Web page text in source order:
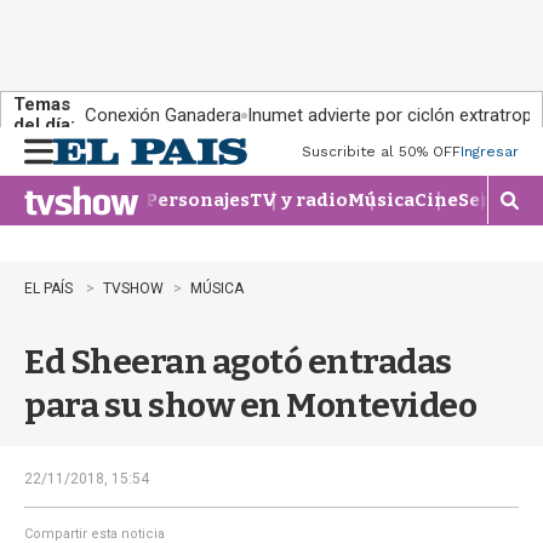
Temas
del día: Conexión Ganadera Inumet advierte por ciclón
n
u
Suscribite al 50% OFFIngresar
PersonajesTV y radioMúsicaCineSeries
M
o
e
EL PAÍS TVSHOW MÚSICA
Ed Sheeran agotó entradas
para su show en Montevideo
22/11/2018, 15:54
Compartir esta noticia